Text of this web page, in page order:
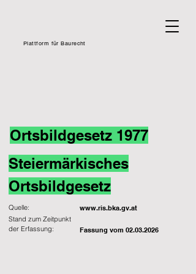
Plattform für Baurecht
Ortsbildgesetz 1977
Steiermärkisches
Ortsbildgesetz
Quelle: www.ris.bka.gv.at
Fassung vom 02.03.2026
Stand zum Zeitpunkt
der Erfassung: